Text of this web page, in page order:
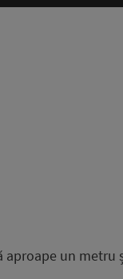
aproape un metru